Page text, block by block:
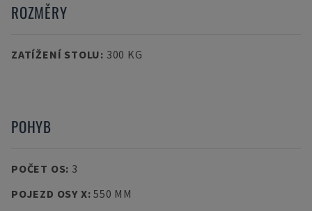
ROZMĚRY
ZATÍŽENÍ STOLU: 300 KG
POHYB
POČET OS: 3
POJEZD OSY X:550 MM